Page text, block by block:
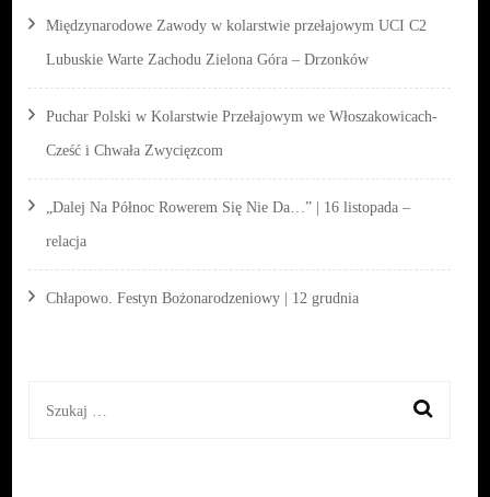
Międzynarodowe Zawody w kolarstwie przełajowym UCI C2
Lubuskie Warte Zachodu Zielona Góra – Drzonków
Puchar Polski w Kolarstwie Przełajowym we Włoszakowicach-
Cześć i Chwała Zwycięzcom
„Dalej Na Północ Rowerem Się Nie Da…” | 16 listopada –
relacja
Chłapowo. Festyn Bożonarodzeniowy | 12 grudnia
Szukaj: